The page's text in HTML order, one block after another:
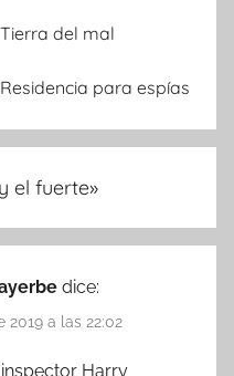
Tierra del mal
Residencia para espías
el fuerte»
dice:
2019 a las 22:02
Harry